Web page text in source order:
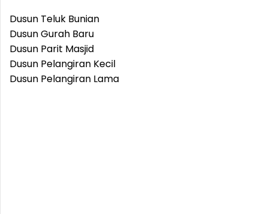
Dusun Teluk Bunian
Dusun Gurah Baru
Dusun Parit Masjid
Dusun Pelangiran Kecil
Dusun Pelangiran Lama